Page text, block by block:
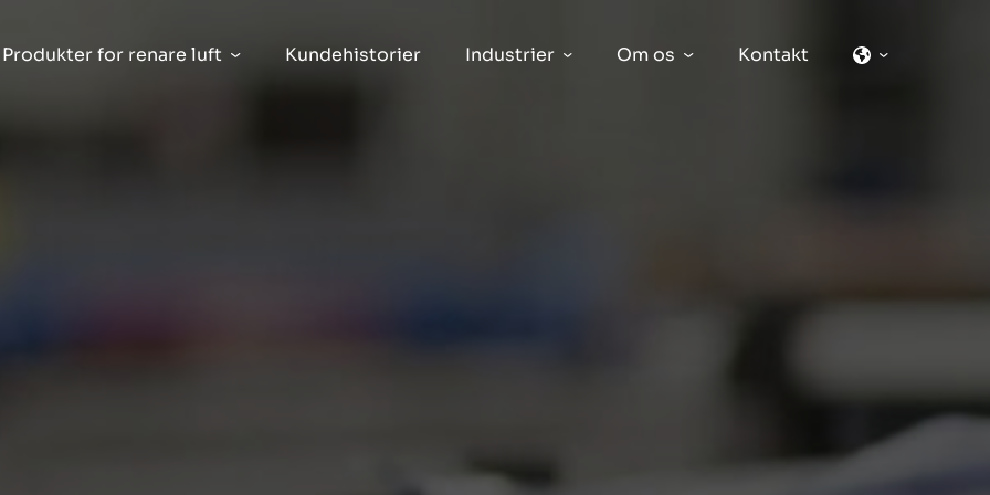
Produkter for renare luft
Kundehistorier Industrier Om os Kontakt